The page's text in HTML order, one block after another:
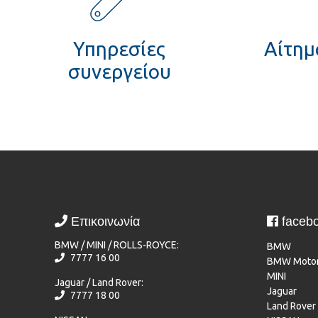
αυτοκίνητα
Εταιρική
κοινωνική
ευθύνη
Υπηρεσίες
συνεργείου
Επικοινωνία
BMW / MINI / ROLLS-ROYCE:
7777 16 00
Jaguar / Land Rover:
7777 18 00
BMW
BMW
MINI
Jaguar
Land Rover